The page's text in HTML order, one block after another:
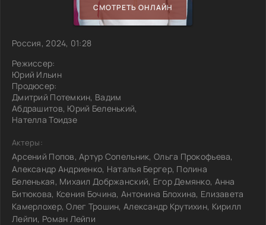
СМОТРЕТЬ ОНЛАЙН
Россия, 2024, 01:28
Режиссер:
Юрий Ильин
Продюсер:
Дмитрий Потемкин, Вадим
Абдрашитов, Юрий Беленький,
Нателла Тоидзе
Актеры:
Арсений Попов, Артур Сопельник, Ольга Прокофьева,
Александр Андриенко, Наталья Бергер, Полина
Беленькая, Михаил Добржанский, Егор Демянко, Анна
Битюкова, Ксения Бочина, Антонина Блохина, Елизавета
Камерлохер, Олег Трошин, Александр Крутихин, Кирилл
Лейпи, Роман Лейпи